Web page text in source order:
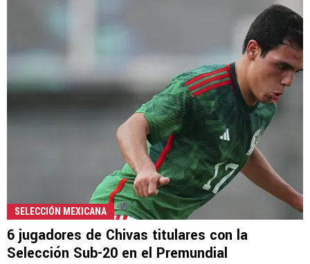
SELECCIÓN MEXICANA
6 jugadores de Chivas titulares con la
Selección Sub-20 en el Premundial